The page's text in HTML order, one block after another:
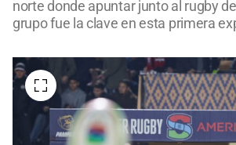
norte donde apuntar junto al rugby
grupo fue la clave en esta primera